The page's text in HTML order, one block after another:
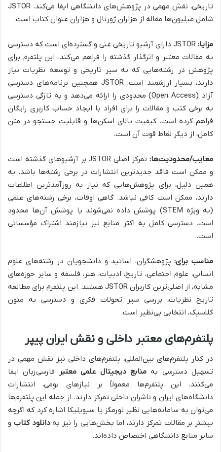
تاریخی، نقش مهمی در پژوهش‌های دانشگاهی ایفا می‌کند. JSTOR
شامل میلیون‌ها مقاله از هزاران ژورنال و هزاران عنوان کتاب است.
مزایا:
JSTOR دارای آرشیو تاریخی غنی و گسترده‌ای است که دسترسی
به مقالات معتبر و اثرگذار گذشته را فراهم می‌کند. این پلتفرم برای
پژوهش در رشته‌هایی که به سیر تاریخی و توسعه نظریات نیاز
دارند، بسیار ارزشمند است. JSTOR همچنین برنامه‌های دسترسی
آزاد (Open Access) محدودی را ارائه می‌دهد و به تازگی دسترسی
به برخی کتب و مقالات را برای افراد با ایجاد حساب کاربری رایگان
فراهم کرده است. کیفیت بالای اسکن‌ها و قابلیت جستجو در متن
کامل، از دیگر نقاط قوت آن است.
معایب/محدودیت‌ها:
تمرکز اصلی JSTOR بر آرشیوهای گذشته است
و ممکن است فاقد جدیدترین انتشارات در برخی رشته‌ها باشد. به
همین دلیل، برای پژوهش‌هایی که نیاز به روزآمدترین اطلاعات
دارند، ممکن است کافی نباشد. گاهی اوقات، برخی رشته‌های علمی
(به ویژه STEM) پوشش داده نمی‌شوند یا پوشش آن‌ها محدود
است. دسترسی کامل به اکثر منابع نیز نیازمند اشتراک مؤسساتی
است.
مناسب برای:پژوهشگران، اساتید و دانشجویان در رشته‌های علوم
انسانی، علوم اجتماعی، تاریخ، ادبیات، هنر، فلسفه و سایر حوزه‌های
مشابه، از اصلی‌ترین کاربران JSTOR هستند. این پلتفرم برای مطالعه
تاریخ نظریات، بررسی سیر تحولات فکری و دسترسی به متون
کلاسیک، انتخابی بی‌نظیر است.
پلتفرم‌های معتبر داخلی و نقش ایران پیپر
در کنار پلتفرم‌های بین‌المللی، پلتفرم‌های داخلی نیز نقش مهمی در
تسهیل دسترسی بهمنابع دیجیتال علمی معتبر
فارسی‌زبان ایفا
می‌کنند. این پلتفرم‌ها معمولاً بر نیازهای بومی، انتشارات
دانشگاه‌های ایران و ناشران داخلی تمرکز دارند. از جمله این پلتفرم‌ها
می‌توان به سامانه‌هایی نظیر نورمگز یا سیویلیکا اشاره کرد که اگرچه
بیشتر بر مقالات تمرکز دارند، اما بخش‌هایی را نیز بهدانلود کتاب و
سایر منابع دانشگاهی اختصاص داده‌اند.